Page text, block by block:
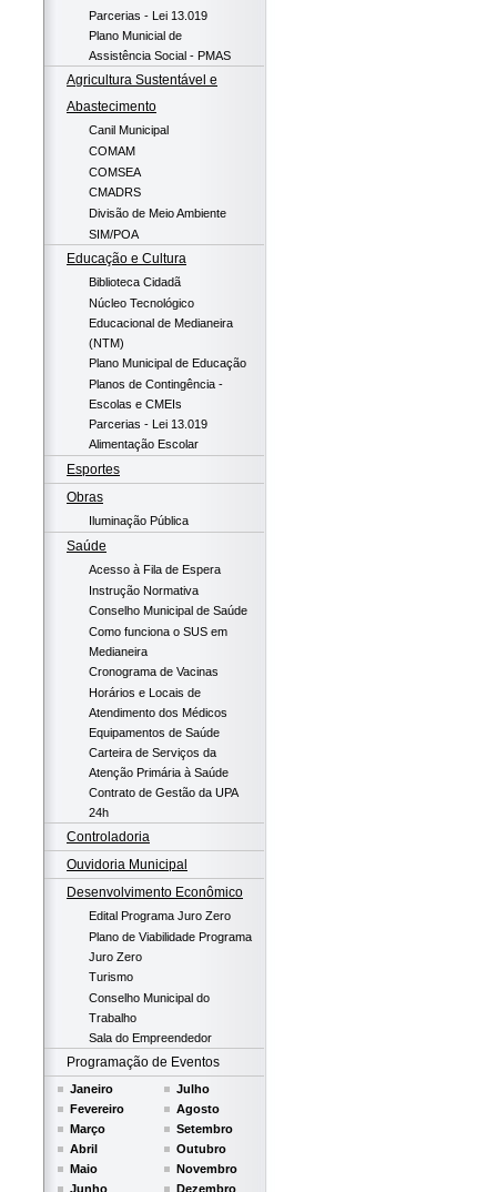
Parcerias - Lei 13.019
Plano Municial de
Assistência Social - PMAS
Agricultura Sustentável e
Abastecimento
Canil Municipal
COMAM
COMSEA
CMADRS
Divisão de Meio Ambiente
SIM/POA
Educação e Cultura
Biblioteca Cidadã
Núcleo Tecnológico
Educacional de Medianeira
(NTM)
Plano Municipal de Educação
Planos de Contingência -
Escolas e CMEIs
Parcerias - Lei 13.019
Alimentação Escolar
Esportes
Obras
Iluminação Pública
Saúde
Acesso à Fila de Espera
Instrução Normativa
Conselho Municipal de Saúde
Como funciona o SUS em
Medianeira
Cronograma de Vacinas
Horários e Locais de
Atendimento dos Médicos
Equipamentos de Saúde
Carteira de Serviços da
Atenção Primária à Saúde
Contrato de Gestão da UPA
24h
Controladoria
Ouvidoria Municipal
Desenvolvimento Econômico
Edital Programa Juro Zero
Plano de Viabilidade Programa
Juro Zero
Turismo
Conselho Municipal do
Trabalho
Sala do Empreendedor
Programação de Eventos
Janeiro
Fevereiro
Março
Abril
Maio
Junho
Julho
Agosto
Setembro
Outubro
Novembro
Dezembro